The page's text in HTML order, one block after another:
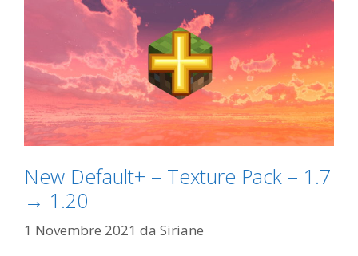
New Default+ – Texture Pack – 1.7
→ 1.20
1 Novembre 2021 da Siriane